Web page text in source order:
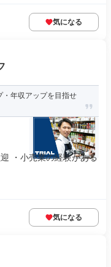
気になる
・年収アップを目指せ
・小売業の経験がある
気になる